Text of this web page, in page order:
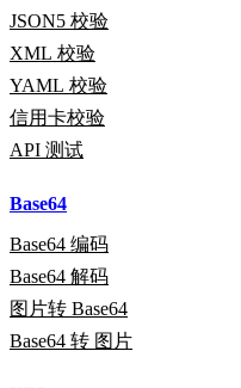
JSON5 校验
XML 校验
YAML 校验
信用卡校验
API 测试
Base64
Base64 编码
Base64 解码
图片转 Base64
Base64 转 图片